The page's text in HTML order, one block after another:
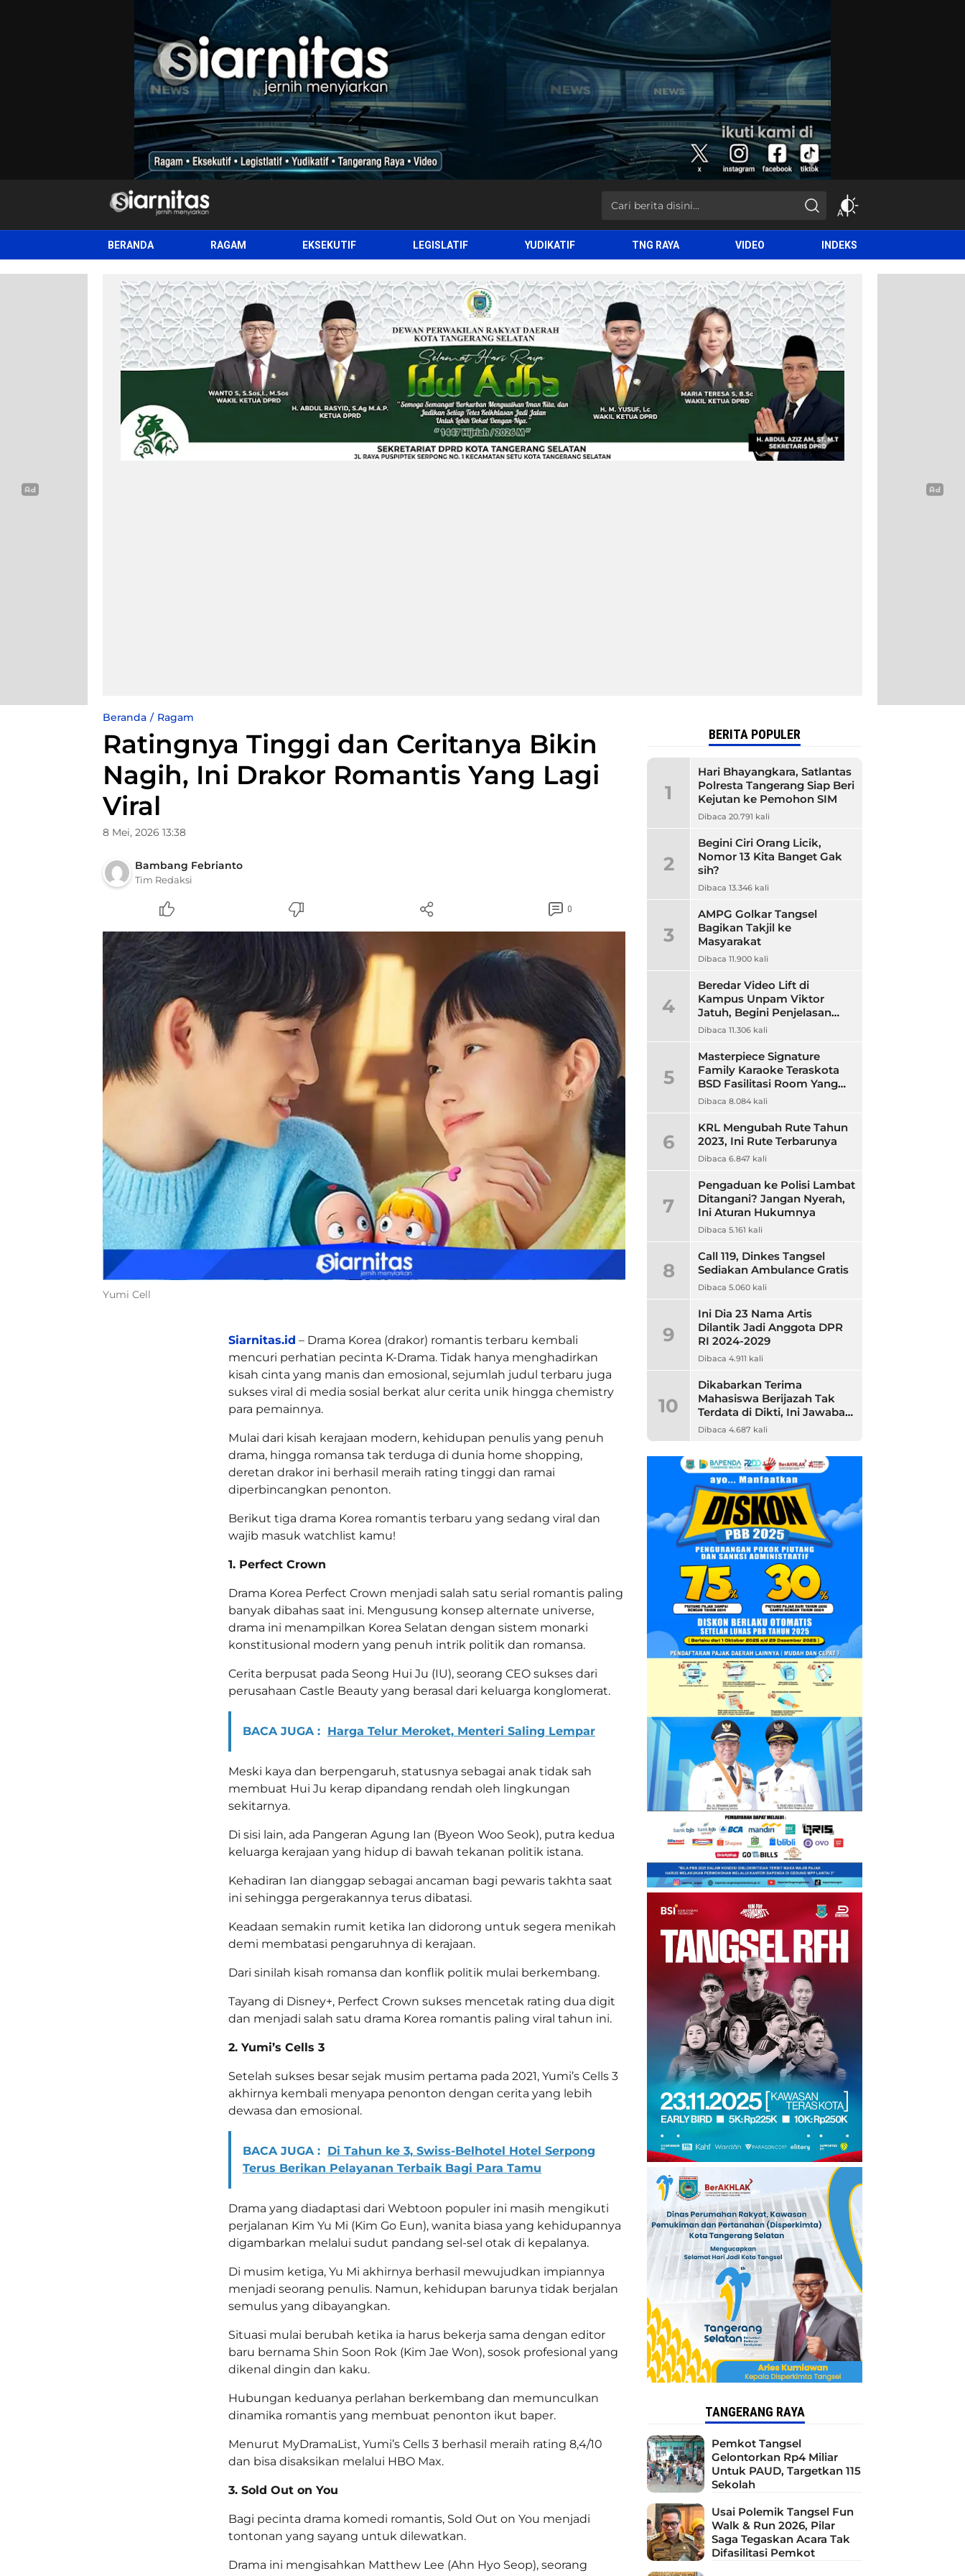
siarnitas
Jernih Menyiarkan
BERANDA RAGAM EKSEKUTIF LEGISLATIF YUDIKATIF TNG RAYA VIDEO INDEKS
Beranda Ragam
Ratingnya Tinggi dan Ceritanya Bikin
Nagih, Ini Drakor Romantis Yang Lagi
Viral
8 Mei, 2026 13:38
Bambang Febrianto
Tim Redaksi
0
Yumi Cell
Siarnitas.id – Drama Korea (drakor) romantis terbaru kembali
mencuri perhatian pecinta K-Drama. Tidak hanya menghadirkan
kisah cinta yang manis dan emosional, sejumlah judul terbaru juga
sukses viral di media sosial berkat alur cerita unik hingga chemistry
para pemainnya.
Mulai dari kisah kerajaan modern, kehidupan penulis yang penuh
drama, hingga romansa tak terduga di dunia home shopping,
deretan drakor ini berhasil meraih rating tinggi dan ramai
diperbincangkan penonton.
Berikut tiga drama Korea romantis terbaru yang sedang viral dan
wajib masuk watchlist kamu!
1. Perfect Crown
Drama Korea Perfect Crown menjadi salah satu serial romantis paling
banyak dibahas saat ini. Mengusung konsep alternate universe,
drama ini menampilkan Korea Selatan dengan sistem monarki
konstitusional modern yang penuh intrik politik dan romansa.
Cerita berpusat pada Seong Hui Ju (IU), seorang CEO sukses dari
perusahaan Castle Beauty yang berasal dari keluarga konglomerat.
BACA JUGA : Harga Telur Meroket, Menteri Saling Lempar
Meski kaya dan berpengaruh, statusnya sebagai anak tidak sah
membuat Hui Ju kerap dipandang rendah oleh lingkungan
sekitarnya.
Di sisi lain, ada Pangeran Agung Ian (Byeon Woo Seok), putra kedua
keluarga kerajaan yang hidup di bawah tekanan politik istana.
Kehadiran Ian dianggap sebagai ancaman bagi pewaris takhta saat
ini sehingga pergerakannya terus dibatasi.
Keadaan semakin rumit ketika Ian didorong untuk segera menikah
demi membatasi pengaruhnya di kerajaan.
Dari sinilah kisah romansa dan konflik politik mulai berkembang.
Tayang di Disney+, Perfect Crown sukses mencetak rating dua digit
dan menjadi salah satu drama Korea romantis paling viral tahun ini.
2. Yumi’s Cells 3
Setelah sukses besar sejak musim pertama pada 2021, Yumi’s Cells 3
akhirnya kembali menyapa penonton dengan cerita yang lebih
dewasa dan emosional.
BACA JUGA : Di Tahun ke 3, Swiss-Belhotel Hotel Serpong
Terus Berikan Pelayanan Terbaik Bagi Para Tamu
Drama yang diadaptasi dari Webtoon populer ini masih mengikuti
perjalanan Kim Yu Mi (Kim Go Eun), wanita biasa yang kehidupannya
digambarkan melalui sudut pandang sel-sel otak di kepalanya.
Di musim ketiga, Yu Mi akhirnya berhasil mewujudkan impiannya
menjadi seorang penulis. Namun, kehidupan barunya tidak berjalan
semulus yang dibayangkan.
Situasi mulai berubah ketika ia harus bekerja sama dengan editor
baru bernama Shin Soon Rok (Kim Jae Won), sosok profesional yang
dikenal dingin dan kaku.
Hubungan keduanya perlahan berkembang dan memunculkan
dinamika romantis yang membuat penonton ikut baper.
Menurut MyDramaList, Yumi’s Cells 3 berhasil meraih rating 8,4/10
dan bisa disaksikan melalui HBO Max.
3. Sold Out on You
Bagi pecinta drama komedi romantis, Sold Out on You menjadi
tontonan yang sayang untuk dilewatkan.
Drama ini mengisahkan Matthew Lee (Ahn Hyo Seop), seorang
BERITA POPULER
1
Hari Bhayangkara, Satlantas
Polresta Tangerang Siap Beri
Kejutan ke Pemohon SIM
Dibaca 20.791 kali
2
Begini Ciri Orang Licik,
Nomor 13 Kita Banget Gak
sih?
Dibaca 13.346 kali
3
AMPG Golkar Tangsel
Bagikan Takjil ke
Masyarakat
Dibaca 11.900 kali
4
Beredar Video Lift di
Kampus Unpam Viktor
Jatuh, Begini Penjelasan
Rektor Unpam
Dibaca 11.306 kali
5
Masterpiece Signature
Family Karaoke Teraskota
BSD Fasilitasi Room Yang
Nyaman dan Harga
Dibaca 8.084 kali
6
KRL Mengubah Rute Tahun
2023, Ini Rute Terbarunya
Dibaca 6.847 kali
7
Pengaduan ke Polisi Lambat
Ditangani? Jangan Nyerah,
Ini Aturan Hukumnya
Dibaca 5.161 kali
8
Call 119, Dinkes Tangsel
Sediakan Ambulance Gratis
Dibaca 5.060 kali
9
Ini Dia 23 Nama Artis
Dilantik Jadi Anggota DPR
RI 2024-2029
Dibaca 4.911 kali
10
Dikabarkan Terima
Mahasiswa Berijazah Tak
Terdata di Dikti, Ini Jawaban
Unpam
Dibaca 4.687 kali
TANGERANG RAYA
Pemkot Tangsel
Gelontorkan Rp4 Miliar
Untuk PAUD, Targetkan 115
Sekolah
Usai Polemik Tangsel Fun
Walk & Run 2026, Pilar
Saga Tegaskan Acara Tak
Difasilitasi Pemkot